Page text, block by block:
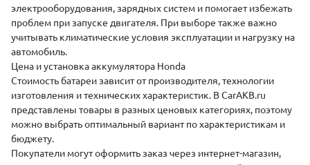
электрооборудования, зарядных систем и помогает избежать
проблем при запуске двигателя. При выборе также важно
учитывать климатические условия эксплуатации и нагрузку на
автомобиль.
Цена и установка аккумулятора Honda
Стоимость батареи зависит от производителя, технологии
изготовления и технических характеристик. В CarAKB.ru
представлены товары в разных ценовых категориях, поэтому
можно выбрать оптимальный вариант по характеристикам и
бюджету.
Покупатели могут оформить заказ через интернет-магазин,